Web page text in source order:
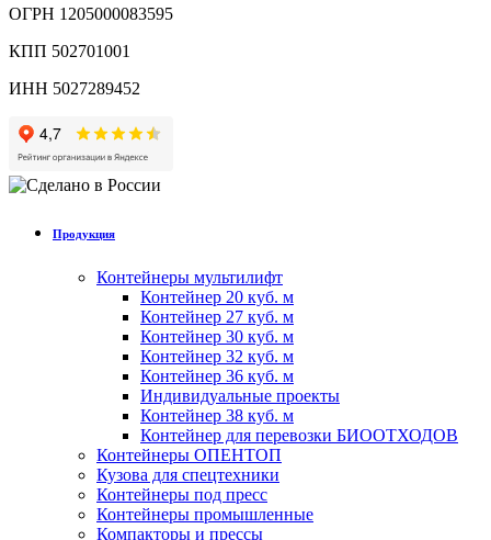
ОГРН 1205000083595
КПП 502701001
ИНН 5027289452
Продукция
Контейнеры мультилифт
Контейнер 20 куб. м
Контейнер 27 куб. м
Контейнер 30 куб. м
Контейнер 32 куб. м
Контейнер 36 куб. м
Индивидуальные проекты
Контейнер 38 куб. м
Контейнер для перевозки БИООТХОДОВ
Контейнеры ОПЕНТОП
Кузова для спецтехники
Контейнеры под пресс
Контейнеры промышленные
Компакторы и прессы